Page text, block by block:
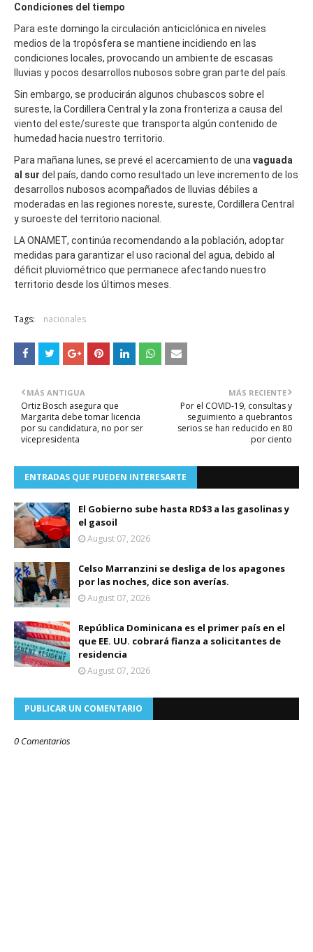
Condiciones del tiempo
Para este domingo la circulación anticiclónica en niveles
medios de la tropósfera se mantiene incidiendo en las
condiciones locales, provocando un ambiente de escasas
lluvias y pocos desarrollos nubosos sobre gran parte del país.
Sin embargo, se producirán algunos chubascos sobre el
sureste, la Cordillera Central y la zona fronteriza a causa del
viento del este/sureste que transporta algún contenido de
humedad hacia nuestro territorio.
Para mañana lunes, se prevé el acercamiento de una vaguada
al sur del país, dando como resultado un leve incremento de los
desarrollos nubosos acompañados de lluvias débiles a
moderadas en las regiones noreste, sureste, Cordillera Central
y suroeste del territorio nacional.
LA ONAMET, continúa recomendando a la población, adoptar
medidas para garantizar el uso racional del agua, debido al
déficit pluviométrico que permanece afectando nuestro
territorio desde los últimos meses.
Tags: nacionales
MÁS RECIENTE
Por el COVID-19, consultas y
seguimiento a quebrantos
serios se han reducido en 80
por ciento
MÁS ANTIGUA
Ortiz Bosch asegura que
Margarita debe tomar licencia
por su candidatura, no por ser
vicepresidenta
ENTRADAS QUE PUEDEN INTERESARTE
El Gobierno sube hasta RD$3 a las gasolinas y
el gasoil
August 07, 2026
Celso Marranzini se desliga de los apagones
por las noches, dice son averías.
August 07, 2026
República Dominicana es el primer país en el
que EE. UU. cobrará fianza a solicitantes de
residencia
August 07, 2026
PUBLICAR UN COMENTARIO
0 Comentarios